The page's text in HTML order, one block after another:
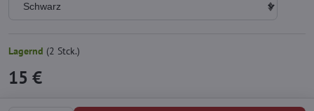
Lagernd (2 Stck.)
15 €